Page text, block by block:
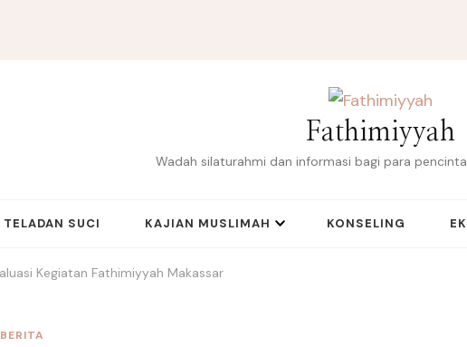
Fathimiyyah
Wadah silaturahmi dan informasi bagi para
TELADAN SUCI KAJIAN MUSLIMAH KONSELING
Kegiatan Fathimiyyah Makassar
BERITA